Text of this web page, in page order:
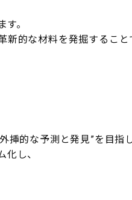
。
的な材料を発掘すること
的な予測と発見”を目指し
し、